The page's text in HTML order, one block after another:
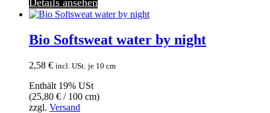
Bio Softsweat water by night
2,58 € incl. USt. je 10 cm
Enthält 19% USt
(25,80 € / 100 cm)
zzgl. Versand